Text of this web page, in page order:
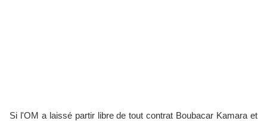
Si l'OM a laissé partir libre de tout contrat Boubacar Kamara et